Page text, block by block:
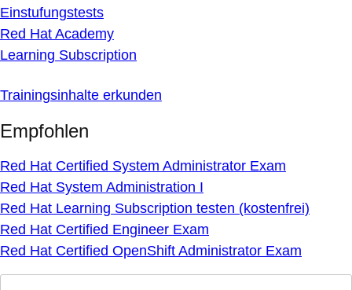
Einstufungstests
Red Hat Academy
Learning Subscription
Trainingsinhalte erkunden
Empfohlen
Red Hat Certified System Administrator Exam
Red Hat System Administration I
Red Hat Learning Subscription testen (kostenfrei)
Red Hat Certified Engineer Exam
Red Hat Certified OpenShift Administrator Exam